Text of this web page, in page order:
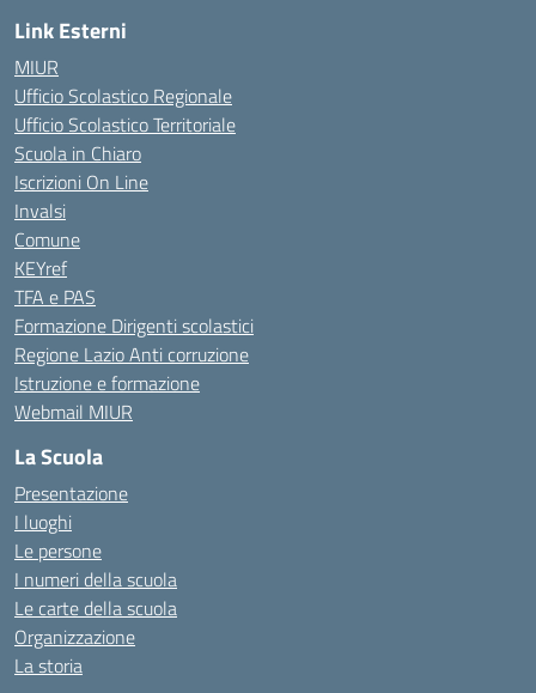
Link Esterni
MIUR
Ufficio Scolastico Regionale
Ufficio Scolastico Territoriale
Scuola in Chiaro
Iscrizioni On Line
Invalsi
Comune
KEYref
TFA e PAS
Formazione Dirigenti scolastici
Regione Lazio Anti corruzione
Istruzione e formazione
Webmail MIUR
La Scuola
Presentazione
I luoghi
Le persone
I numeri della scuola
Le carte della scuola
Organizzazione
La storia